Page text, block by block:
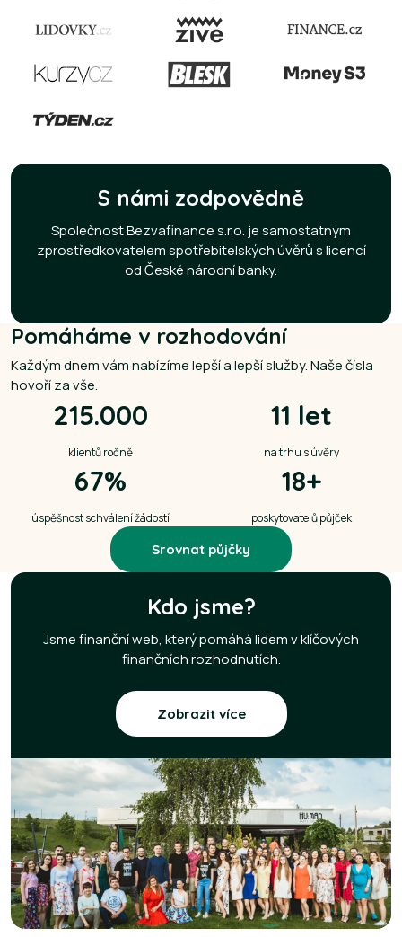
S námi zodpovědně
Společnost Bezvafinance s.r.o. je samostatným
zprostředkovatelem spotřebitelských úvěrů s licencí
od České národní banky.
Pomáháme v rozhodování
Každým dnem vám nabízíme lepší a lepší služby. Naše čísla
hovoří za vše.
215.000
klientů ročně
11 let
na trhu s úvěry
67%
úspěšnost schválení žádostí
18+
poskytovatelů půjček
Srovnat půjčky
Kdo jsme?
Jsme finanční web, který pomáhá lidem v klíčových
finančních rozhodnutích.
Zobrazit více